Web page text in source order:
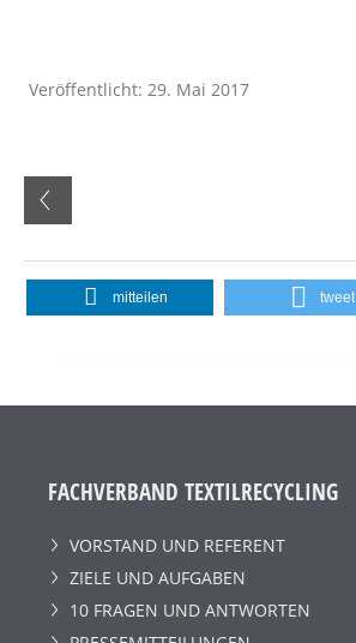
Veröffentlicht: 29. Mai 2017
mitteilen tweet
FACHVERBAND TEXTILRECYCLING
VORSTAND UND REFERENT
ZIELE UND AUFGABEN
10 FRAGEN UND ANTWORTEN